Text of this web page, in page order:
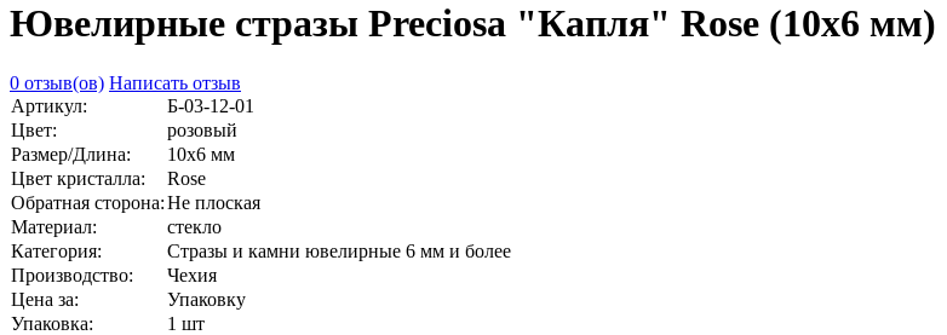
Ювелирные стразы Preciosa "Капля" Rose (10х6 мм)
0 отзыв(ов) Написать отзыв
Артикул:
Б-03-12-01
Цвет:
розовый
Размер/Длина:
10х6 мм
Цвет кристалла:
Rose
Обратная сторона:Не плоская
Материал:
стекло
Категория:
Стразы и камни ювелирные 6 мм и более
Производство:
Чехия
Цена за:
Упаковку
Упаковка:
1 шт